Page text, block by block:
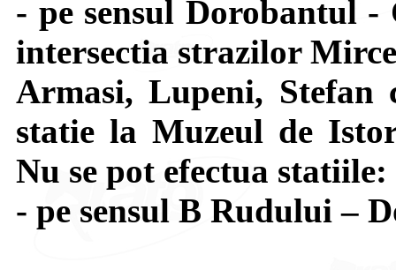
- pe sensul Dorobantul
intersectia strazilor
Armasi, Lupeni, Stefan
statie la Muzeul de
Nu se pot efectua
- pe sensul B Rudului –